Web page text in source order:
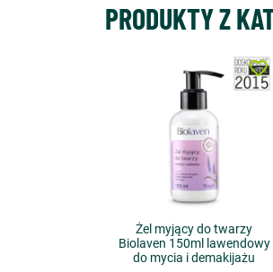
PRODUKTY Z
Żel myjący do twarzy
Biolaven 150ml lawendowy
do mycia i demakijażu
favorite_border